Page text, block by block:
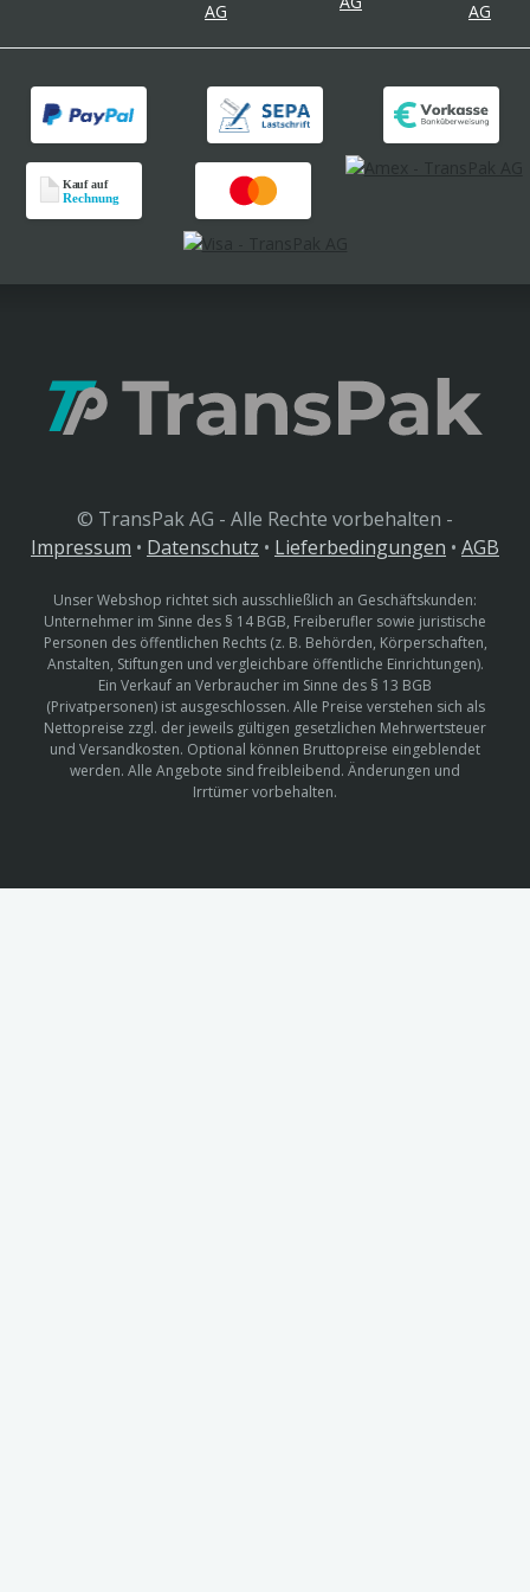
© TransPak AG - Alle Rechte vorbehalten -
Impressum • Datenschutz • Lieferbedingungen • AGB
Unser Webshop richtet sich ausschließlich an Geschäftskunden:
Unternehmer im Sinne des § 14 BGB, Freiberufler sowie juristische
Personen des öffentlichen Rechts (z. B. Behörden, Körperschaften,
Anstalten, Stiftungen und vergleichbare öffentliche Einrichtungen).
Ein Verkauf an Verbraucher im Sinne des § 13 BGB
(Privatpersonen) ist ausgeschlossen. Alle Preise verstehen sich als
Nettopreise zzgl. der jeweils gültigen gesetzlichen Mehrwertsteuer
und Versandkosten. Optional können Bruttopreise eingeblendet
werden. Alle Angebote sind freibleibend. Änderungen und
Irrtümer vorbehalten.